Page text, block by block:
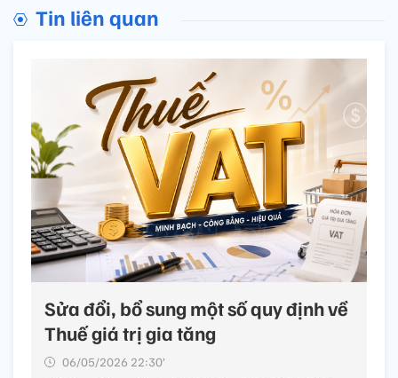
Tin liên quan
Sửa đổi, bổ sung một số quy định về
Thuế giá trị gia tăng
06/05/2026 22:30’